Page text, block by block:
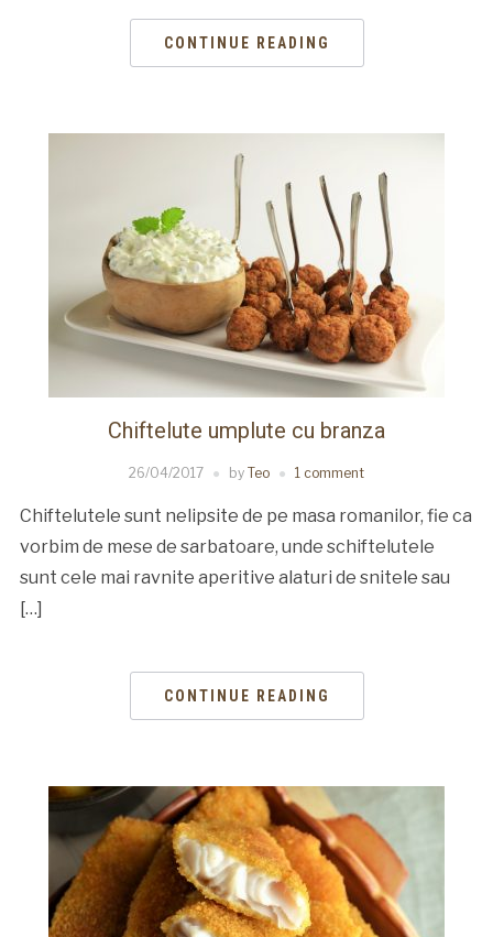
CONTINUE READING
Chiftelute umplute cu branza
26/04/2017 by Teo 1 comment
Chiftelutele sunt nelipsite de pe masa romanilor, fie ca
vorbim de mese de sarbatoare, unde schiftelutele
sunt cele mai ravnite aperitive alaturi de snitele sau
[…]
CONTINUE READING